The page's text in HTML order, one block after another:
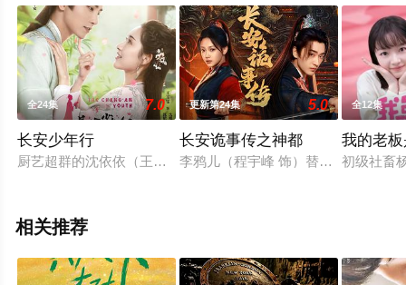
全24集 7.0
长安少年行
厨艺超群的沈依依（王玉雯饰）替嫁来到长安，误打误撞化身
更新第24集 5.0
长安诡事传之神都
李鸦儿（程宇峰 饰）替父接亲当晚
全12集
我的老
初级社畜
相关推荐